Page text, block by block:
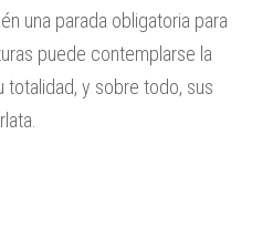
una parada obligatoria para
puede contemplarse la
totalidad, y sobre todo, sus